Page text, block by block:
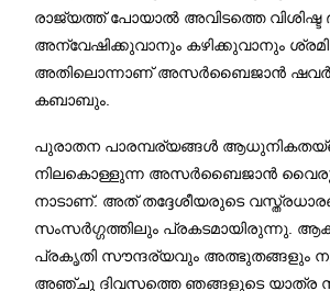
രാജ്യത്ത് പോയാൽ അവിടത്തെ
അന്വേഷിക്കുവാനും കഴിക്കുവാനും
അതിലൊന്നാണ് അസർബൈജാൻ
കബാബും.
പുരാതന പാരമ്പര്യങ്ങൾ
നിലകൊള്ളുന്ന അസർബൈജാൻ
നാടാണ്. അത് തദ്ദേശീയരുടെ
സംസർഗ്ഗത്തിലും പ്രകടമായിരുന്നു.
പ്രകൃതി സൗന്ദര്യവും അത്ഭുതങ്ങളും
അഞ്ചു ദിവസത്തെ ഞങ്ങളുടെ യാത്ര